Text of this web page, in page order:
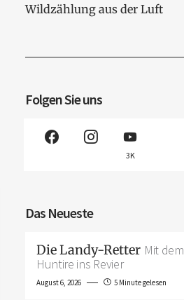
Wildzählung aus der Luft
Folgen Sie uns
3K
Das Neueste
Die Landy-Retter Mit dem
Huntire ins Revier
August 6, 2026 5 Minute gelesen